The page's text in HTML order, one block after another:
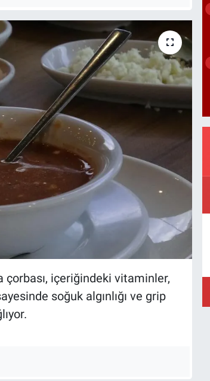
çorbası, içeriğindeki vitaminler,
soğuk algınlığı ve grip